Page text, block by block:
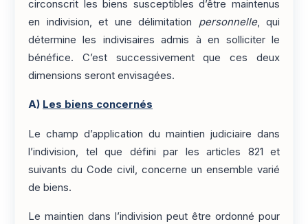
circonscrit les biens susceptibles d’être maintenus
en indivision, et une délimitation personnelle, qui
détermine les indivisaires admis à en solliciter le
bénéfice. C’est successivement que ces deux
dimensions seront envisagées.
A) Les biens concernés
Le champ d’application du maintien judiciaire dans
l’indivision, tel que défini par les articles 821 et
suivants du Code civil, concerne un ensemble varié
de biens.
Le maintien dans l’indivision peut être ordonné pour